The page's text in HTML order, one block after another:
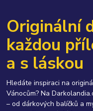
Originální
každou
a s láskou
Hledáte inspiraci na
Vánocům? Na
– od dárkových balíčků a